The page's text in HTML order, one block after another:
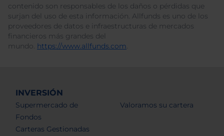
contenido son responsables de los daños o pérdidas que
surjan del uso de esta información. Allfunds es uno de los
proveedores de datos e infraestructuras de mercados
financieros más grandes del
mundo. https://www.allfunds.com.
INVERSIÓN
Supermercado de
Fondos
Carteras Gestionadas
Valoramos su cartera